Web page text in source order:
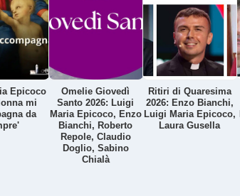
Epicoco
mi
da
Omelie Giovedì
Santo 2026: Luigi
Maria Epicoco, Enzo
Bianchi, Roberto
Repole, Claudio
Doglio, Sabino
Chialà
Ritiri di Quaresima
2026: Enzo Bianchi,
Luigi Maria Epicoco,
Laura Gusella